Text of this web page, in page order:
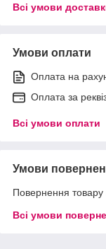
Всі умови
Умови оплати
Оплата на
Оплата за
Всі умови оплати
Умови
Повернення товару
Всі умови